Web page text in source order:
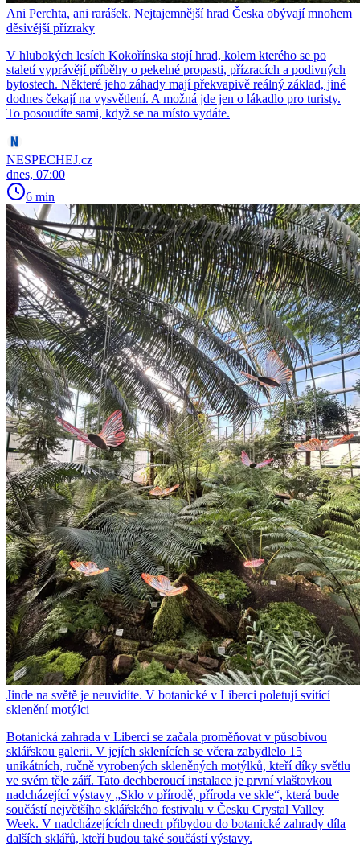
Ani Perchta, ani rarášek. Nejtajemnější hrad Česka obývají mnohem
děsivější přízraky
V hlubokých lesích Kokořínska stojí hrad, kolem kterého se po
staletí vyprávějí příběhy o pekelné propasti, přízracích a podivných
bytostech. Některé jeho záhady mají překvapivě reálný základ, jiné
dodnes čekají na vysvětlení. A možná jde jen o lákadlo pro turisty.
To posoudíte sami, když se na místo vydáte.
NESPECHEJ.cz
dnes, 07:00
6 min
Jinde na světě je neuvidíte. V botanické v Liberci poletují svítící
sklenění motýlci
Botanická zahrada v Liberci se začala proměňovat v působivou
sklářskou galerii. V jejích sklenících se včera zabydlelo 15
unikátních, ručně vyrobených skleněných motýlků, kteří díky světlu
ve svém těle září. Tato dechberoucí instalace je první vlaštovkou
nadcházející výstavy „Sklo v přírodě, příroda ve skle“, která bude
součástí největšího sklářského festivalu v Česku Crystal Valley
Week. V nadcházejících dnech přibydou do botanické zahrady díla
dalších sklářů, kteří budou také součástí výstavy.